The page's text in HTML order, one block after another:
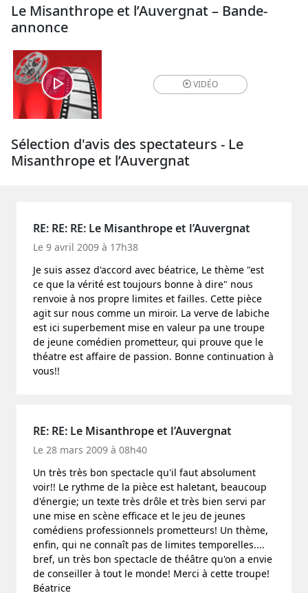
Le Misanthrope et l’Auvergnat – Bande-
annonce
VIDÉO
Sélection d'avis des spectateurs - Le
Misanthrope et l’Auvergnat
RE: RE: RE: Le Misanthrope et l’Auvergnat
Le 9 avril 2009 à 17h38
Je suis assez d'accord avec béatrice, Le thème "est
ce que la vérité est toujours bonne à dire" nous
renvoie à nos propre limites et failles. Cette pièce
agit sur nous comme un miroir. La verve de labiche
est ici superbement mise en valeur pa une troupe
de jeune comédien prometteur, qui prouve que le
théatre est affaire de passion. Bonne continuation à
vous!!
RE: RE: Le Misanthrope et l’Auvergnat
Le 28 mars 2009 à 08h40
Un très très bon spectacle qu'il faut absolument
voir!! Le rythme de la pièce est haletant, beaucoup
d'énergie; un texte très drôle et très bien servi par
une mise en scène efficace et le jeu de jeunes
comédiens professionnels prometteurs! Un thème,
enfin, qui ne connaît pas de limites temporelles....
bref, un très bon spectacle de théâtre qu'on a envie
de conseiller à tout le monde! Merci à cette troupe!
Béatrice